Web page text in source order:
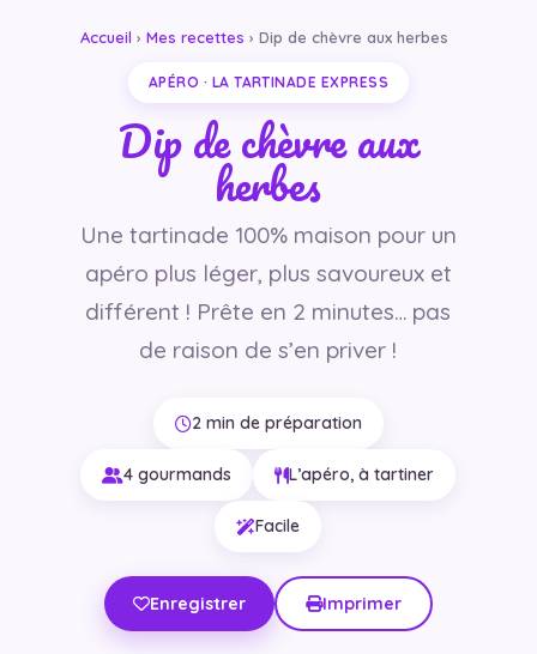
Accueil › Mes recettes › Dip de chèvre aux herbes
APÉRO · LA TARTINADE EXPRESS
Dip de chèvre aux
herbes
Une tartinade 100% maison pour un
apéro plus léger, plus savoureux et
différent ! Prête en 2 minutes… pas
de raison de s’en priver !
2 min de préparation
4 gourmands L’apéro, à tartiner
Facile
Enregistrer Imprimer